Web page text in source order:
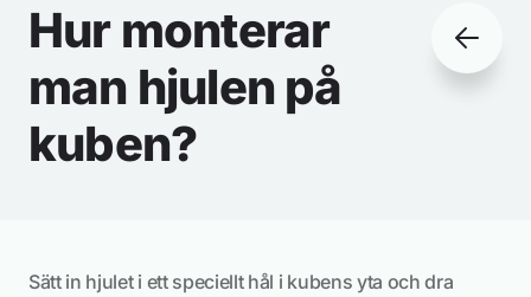
Hur monterar
man hjulen på
kuben?
Sätt in hjulet i ett speciellt hål i kubens yta och dra